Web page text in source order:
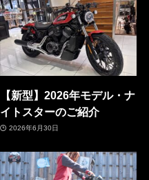
【新型】2026年モデル・ナ
イトスターのご紹介
2026年6月30日